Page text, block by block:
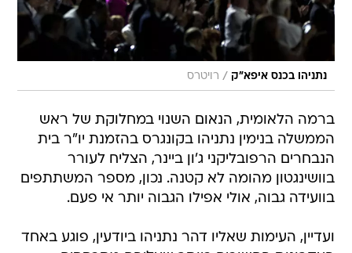
נתניהו בכנס איפא"ק / רויטרס
ברמה הלאומית, הנאום השנוי במחלוקת של ראש
הממשלה בנימין נתניהו בקונגרס בהזמנת יו"ר בית
הנבחרים הרפובליקני ג'ון ביינר, הצליח לעורר
בוושינגטון מהומה לא קטנה. נכון, מספר המשתתפים
בוועידה גבוה, אולי אפילו הגבוה יותר אי פעם.
ועדיין, העימות שאליו דהר נתניהו ביודעין, פוגע באחד